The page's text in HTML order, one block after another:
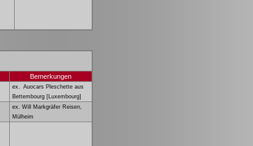
Bemerkungen
ex.
Auocars Pleschette aus
Bettembourg [Luxembourg]
ex. Will Markgräfer Reisen,
Mülheim